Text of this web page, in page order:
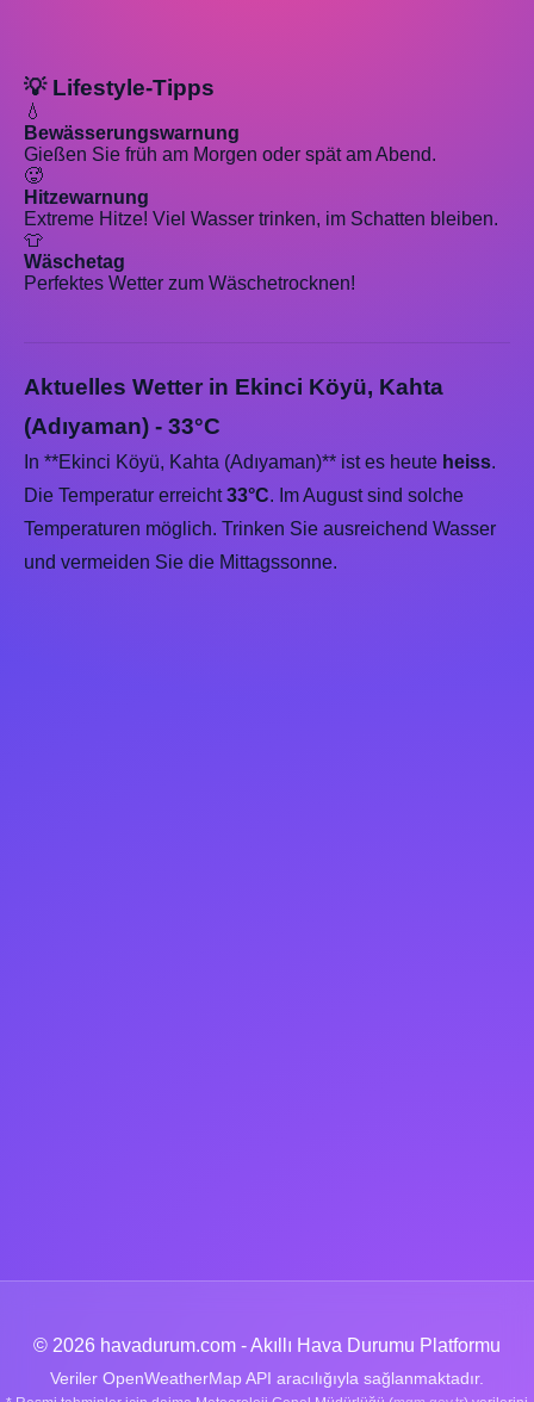
💡 Lifestyle-Tipps
💧
Bewässerungswarnung
Gießen Sie früh am Morgen oder spät am Abend.
🥵
Hitzewarnung
Extreme Hitze! Viel Wasser trinken, im Schatten bleiben.
👕
Wäschetag
Perfektes Wetter zum Wäschetrocknen!
Aktuelles Wetter in Ekinci Köyü, Kahta
(Adıyaman) - 33°C
In **Ekinci Köyü, Kahta (Adıyaman)** ist es heute heiss.
Die Temperatur erreicht33°C. Im August sind solche
Temperaturen möglich. Trinken Sie ausreichend Wasser
und vermeiden Sie die Mittagssonne.
© 2026 havadurum.com - Akıllı Hava Durumu Platformu
Veriler OpenWeatherMap API aracılığıyla sağlanmaktadır.